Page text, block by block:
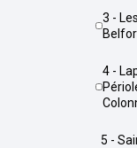
3 - Les Chalets / Bayard /
4 - Lapujade / Bonnefoy /
5 - Saint-Michel / Saint-Agne /